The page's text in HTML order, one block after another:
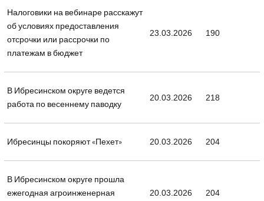
Налоговики на вебинаре расскажут
об условиях предоставления
отсрочки или рассрочки по
платежам в бюджет
23.03.2026 190
В Ибресинском округе ведется
работа по весеннему паводку
20.03.2026 218
Ибресинцы покоряют «Пехет» 20.03.2026 204
В Ибресинском округе прошла
ежегодная агроинженерная
20.03.2026 204